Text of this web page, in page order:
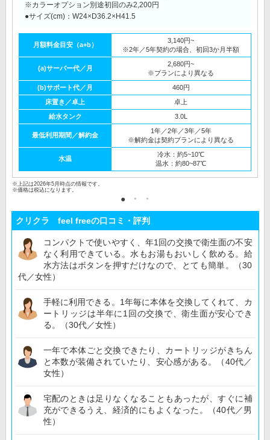
※カラーオプション別途初回のみ2,200円
●サイズ(cm)：W24×D36.2×H41.5
月額料金目安（a+b）
3,140円~
※2年／5年契約の場合、初回3か月半額
(a)サーバー代／月
2,680円~
※プランにより異なる
(b)サポート代／月
460円
床置き／卓上
卓上
給水タンク
3.0L
最低利用期間／解約金
1年／2年／3年／5年
※解約金は契約プランにより異なる
水温
冷水：約5~10℃
温水：約80~87℃
※上記は2026年5月時点の情報です。
※価格は税込になります。
クリクラ feel freeの口コミ・評判
コンパクトで使いやすく、年1回の交換で衛生面の不安
なく利用できている。水もお湯もおいしく飲める。給
水方法はボタンを押すだけなので、とても簡単。（30
代／女性）
手軽に利用できる。1年毎に本体を交換してくれて、カ
ートリッジは半年に1回の交換で、衛生面が安心でき
る。（30代／女性）
一年で本体ごと交換できたり、カートリッジがきちん
と本数が装備されていたり、安心感がある。（40代／
女性）
宅配のときは足りなくなることもあったが、すぐに補
充ができるうえ、経済的にもよくなった。（40代／男
性）